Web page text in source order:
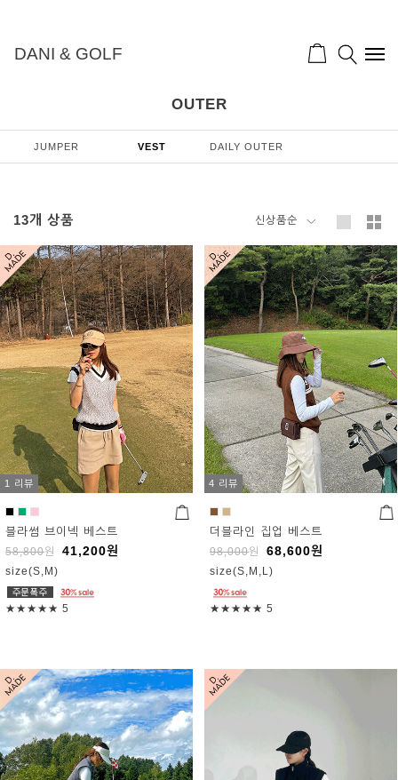
DANI & GOLF
OUTER
JUMPER VEST DAILY OUTER
13개 상품
1 리뷰
블라썸 브이넥 베스트
58,800원 41,200원
size(S,M)
★★★★★ 5
4 리뷰
더블라인 집업 베스트
98,000원 68,600원
size(S,M,L)
★★★★★ 5